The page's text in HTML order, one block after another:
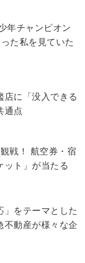
年チャンピオン
た私を見ていた
店に「没入できる
通点
戦！ 航空券・宿
ット」が当たる
」をテーマとした
不動産が様々な企